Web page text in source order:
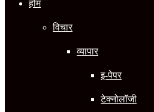
होम
विचार
व्यापार
इ-पेपर
टेक्नोलॉजी